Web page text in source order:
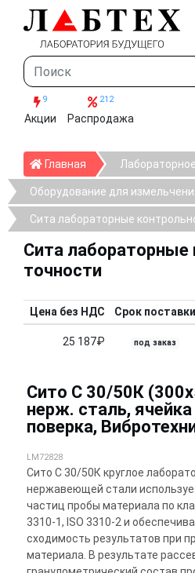
9
Акции
212
Распродажа
Главная Главная
Оборудование для
Сита лабораторные
Сита лабораторные контрольной
точности
Цена без НДС Срок поставки
25 187₽ под заказ
Сито С 30/50К
нерж. сталь,
поверка,
LM72828
Сито С 30/50К круглое
нержавеющей стали
частиц пробы материала по
3310-1, ISO 3310-2 и
сходимость результатов при
материала. В результате